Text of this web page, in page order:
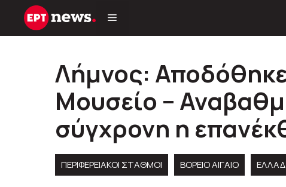
Μετάβαση
Λήμνος:
Μουσείο –
σύγχρονη η
ΠΕΡΙΦΕΡΕΙΑΚΟΊ ΣΤΑΘΜΟΊ ΒΟΡΕΙΟ ΑΙΓΑΙΟ